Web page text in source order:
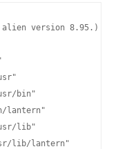
alien version 8.95.)
bin"
lantern"
lib"
lib/lantern"